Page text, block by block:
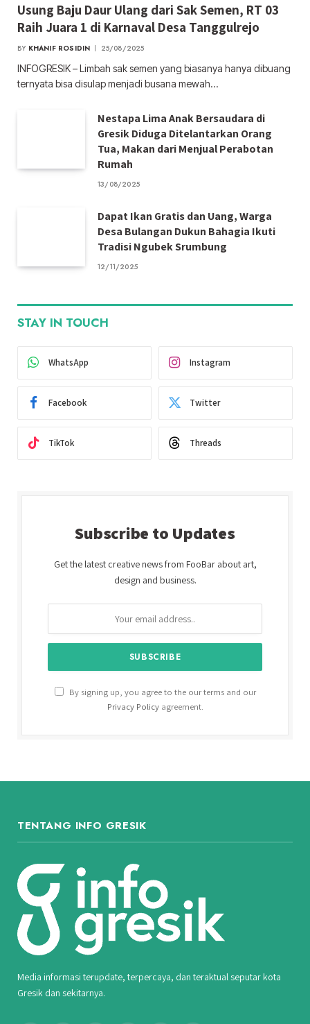
Usung Baju Daur Ulang dari Sak Semen, RT 03
Raih Juara 1 di Karnaval Desa Tanggulrejo
BY KHANIF ROSIDIN 25/08/2025
INFOGRESIK – Limbah sak semen yang biasanya hanya dibuang
ternyata bisa disulap menjadi busana mewah…
Nestapa Lima Anak Bersaudara di
Gresik Diduga Ditelantarkan Orang
Tua, Makan dari Menjual Perabotan
Rumah
13/08/2025
Dapat Ikan Gratis dan Uang, Warga
Desa Bulangan Dukun Bahagia Ikuti
Tradisi Ngubek Srumbung
12/11/2025
STAY IN TOUCH
WhatsApp Instagram
Facebook Twitter
TikTok Threads
Subscribe to Updates
Get the latest creative news from FooBar about art,
design and business.
By signing up, you agree to the our terms and our
Privacy Policyagreement.
TENTANG INFO GRESIK
Media informasi terupdate, terpercaya, dan teraktual seputar kota
Gresik dan sekitarnya.